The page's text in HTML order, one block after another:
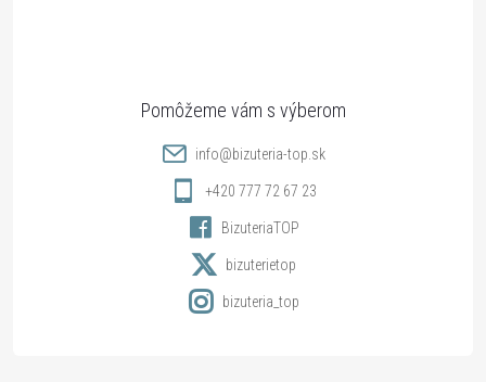
info@bizuteria-top.sk
+420 777 72 67 23
BizuteriaTOP
bizuterietop
bizuteria_top